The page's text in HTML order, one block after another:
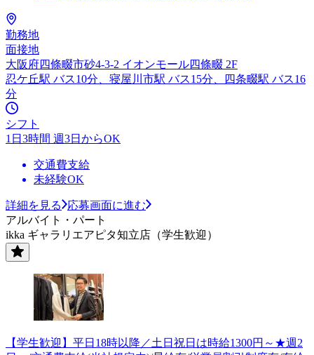
勤務地
面接地
大阪府四條畷市砂4-3-2 イオンモール四條畷 2F
忍ケ丘駅 バス10分、寝屋川市駅 バス15分、四条畷駅 バス16
分
シフト
1日3時間 週3日からOK
交通費支給
未経験OK
詳細を見る
応募画面に進む
アルバイト・パート
ikka ギャラリエアピタ知立店（学生歓迎）
【学生歓迎】平日18時以降／土日祝日は時給1300円～★週2